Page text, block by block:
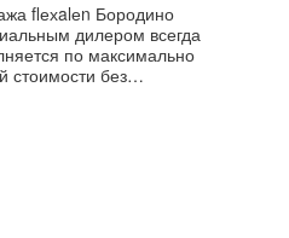
flехalеn Бородино
дилером всегда
по максимально
стоимости без…